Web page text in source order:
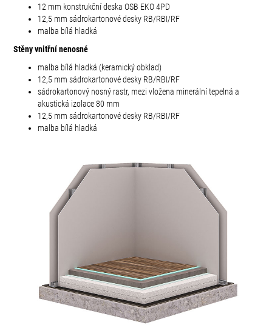
12 mm konstrukční deska OSB EKO 4PD
12,5 mm sádrokartonové desky RB/RBI/RF
malba bílá hladká
Stěny vnitřní nenosné
malba bílá hladká (keramický obklad)
12,5 mm sádrokartonové desky RB/RBI/RF
sádrokartonový nosný rastr, mezi vložena minerální tepelná a
akustická izolace 80 mm
12,5 mm sádrokartonové desky RB/RBI/RF
malba bílá hladká